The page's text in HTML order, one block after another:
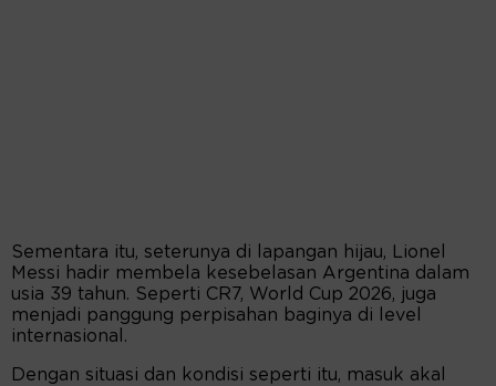
Sementara itu, seterunya di lapangan hijau, Lionel
Messi hadir membela kesebelasan Argentina dalam
usia 39 tahun. Seperti CR7, World Cup 2026, juga
menjadi panggung perpisahan baginya di level
internasional.
Dengan situasi dan kondisi seperti itu, masuk akal